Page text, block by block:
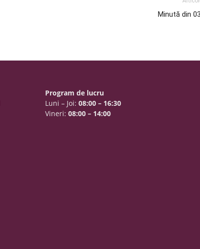
Minută din
Program de lucru
Luni – Joi:08:00 – 16:30
Vineri:08:00 – 14:00